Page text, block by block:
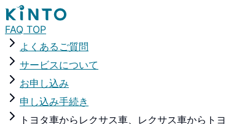
FAQ TOP
よくあるご質問
サービスについて
お申し込み
申し込み手続き
トヨタ車からレクサス車、レクサス車からト